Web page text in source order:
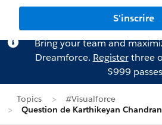
S'inscrire
Bring your team and
Dreamforce. Registerthree
$999
Topics
#Visualforce
Question de Karthikeyan Chandran